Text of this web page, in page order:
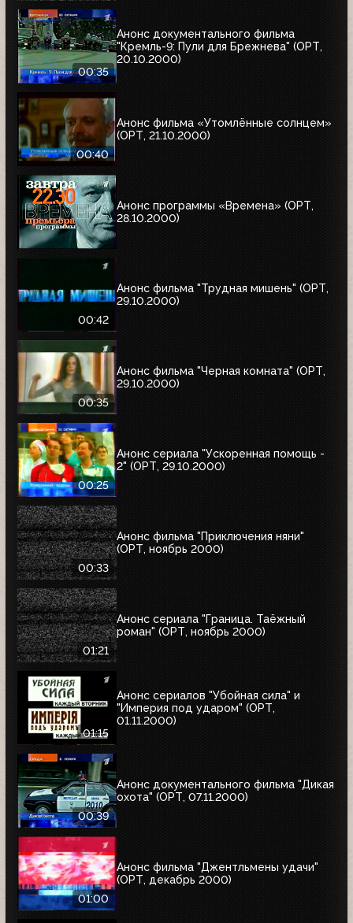
00:35
Анонс документального фильма
"Кремль-9: Пули для Брежнева" (ОРТ,
20.10.2000)
00:40
Анонс фильма «Утомлённые солнцем»
(ОРТ, 21.10.2000)
Анонс программы «Времена» (ОРТ,
28.10.2000)
00:42
Анонс фильма "Трудная мишень" (ОРТ,
29.10.2000)
00:35
Анонс фильма "Черная комната" (ОРТ,
29.10.2000)
00:25
Анонс сериала "Ускоренная помощь -
2" (ОРТ, 29.10.2000)
00:33
Анонс фильма "Приключения няни"
(ОРТ, ноябрь 2000)
01:21
Анонс сериала "Граница. Таёжный
роман" (ОРТ, ноябрь 2000)
01:15
Анонс сериалов "Убойная сила" и
"Империя под ударом" (ОРТ,
01.11.2000)
00:39
Анонс документального фильма "Дикая
охота" (ОРТ, 07.11.2000)
01:00
Анонс фильма "Джентльмены удачи"
(ОРТ, декабрь 2000)